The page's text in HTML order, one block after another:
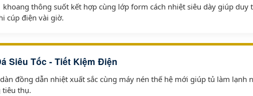
khoang thông suốt kết hợp cùng lớp form cách nhiệt siêu dày giúp
cúp điện vài giờ.
Siêu Tốc - Tiết Kiệm Điện
đồng dẫn nhiệt xuất sắc cùng máy nén thế hệ mới giúp tủ làm
tiêu thụ.